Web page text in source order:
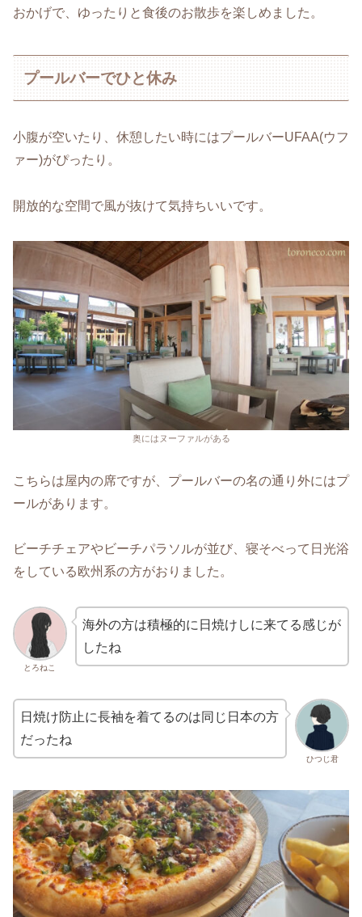
おかげで、ゆったりと食後のお散歩を楽しめました。
プールバーでひと休み
小腹が空いたり、休憩したい時にはプールバーUFAA(ウフ
ァー)がぴったり。
開放的な空間で風が抜けて気持ちいいです。
奥にはヌーファルがある
こちらは屋内の席ですが、プールバーの名の通り外にはプ
ールがあります。
ビーチチェアやビーチパラソルが並び、寝そべって日光浴
をしている欧州系の方がおりました。
とろねこ
海外の方は積極的に日焼けしに来てる感じが
したね
ひつじ君
日焼け防止に長袖を着てるのは同じ日本の方
だったね